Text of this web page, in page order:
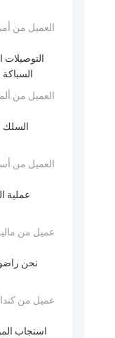
—— العميل من
السباكة
—— العميل من
السلك
—— العميل من
عملية
—— عميل من
نحن
—— عميل من كندا
استجاب